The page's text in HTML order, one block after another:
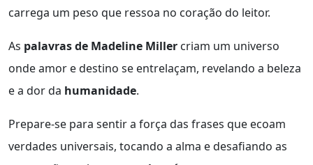
carrega um peso que ressoa no coração do leitor.
As palavras de Madeline Miller criam um universo
onde amor e destino se entrelaçam, revelando a beleza
e a dor da humanidade.
Prepare-se para sentir a força das frases que ecoam
verdades universais, tocando a alma e desafiando as